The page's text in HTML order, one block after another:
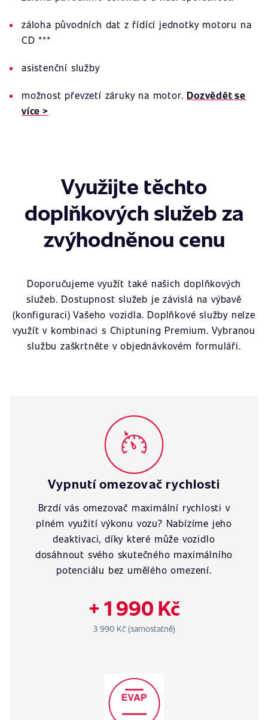
záloha původních dat z řídící jednotky motoru na
CD ***
asistenční služby
možnost převzetí záruky na motor.Dozvědět se
více >
Využijte těchto
doplňkových služeb za
zvýhodněnou cenu
Doporučujeme využít také našich doplňkových
služeb. Dostupnost služeb je závislá na výbavě
(konfiguraci) Vašeho vozidla. Doplňkové služby nelze
využít v kombinaci s Chiptuning Premium. Vybranou
službu zaškrtněte v objednávkovém formuláři.
Vypnutí omezovač rychlosti
Brzdí vás omezovač maximální rychlosti v
plném využití výkonu vozu? Nabízíme jeho
deaktivaci, díky které může vozidlo
dosáhnout svého skutečného maximálního
potenciálu bez umělého omezení.
+ 1 990 Kč
3 990 Kč (samostatně)